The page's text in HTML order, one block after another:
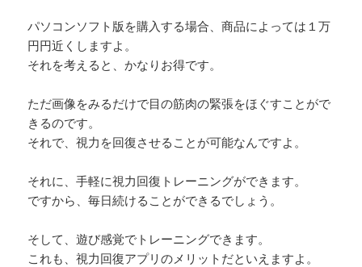
パソコンソフト版を購入する場合、商品によっては１万
円円近くしますよ。
それを考えると、かなりお得です。
ただ画像をみるだけで目の筋肉の緊張をほぐすことがで
きるのです。
それで、視力を回復させることが可能なんですよ。
それに、手軽に視力回復トレーニングができます。
ですから、毎日続けることができるでしょう。
そして、遊び感覚でトレーニングできます。
これも、視力回復アプリのメリットだといえますよ。